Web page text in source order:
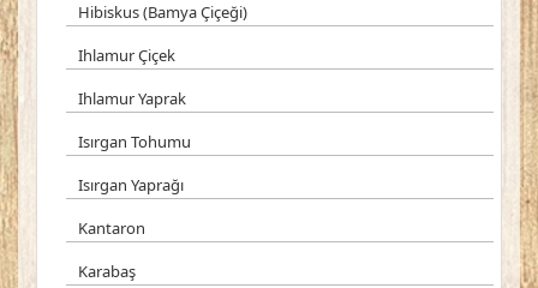
Hibiskus (Bamya Çiçeği)
Ihlamur Çiçek
Ihlamur Yaprak
Isırgan Tohumu
Isırgan Yaprağı
Kantaron
Karabaş